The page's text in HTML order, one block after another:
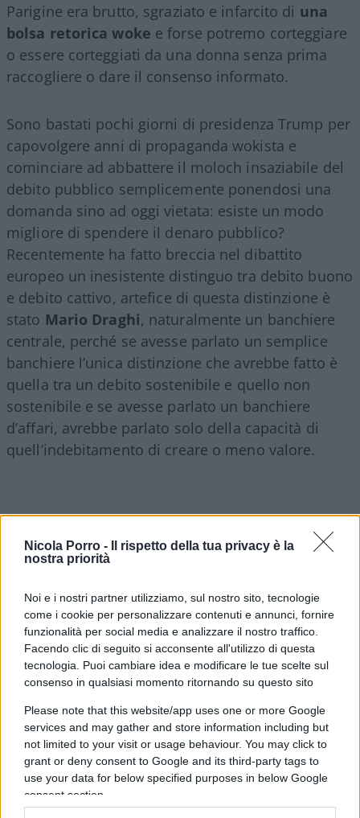
Nicola Porro -
Il rispetto della tua privacy è la
nostra priorità
Noi e i nostri partner utilizziamo, sul nostro sito, tecnologie
come i cookie per personalizzare contenuti e annunci, fornire
funzionalità per social media e analizzare il nostro traffico.
Facendo clic di seguito si acconsente all'utilizzo di questa
tecnologia. Puoi cambiare idea e modificare le tue scelte sul
consenso in qualsiasi momento ritornando su questo sito
Please note that this website/app uses one or more Google
services and may gather and store information including but
not limited to your visit or usage behaviour. You may click to
grant or deny consent to Google and its third-party tags to
use your data for below specified purposes in below Google
consent section.
Parigine era brutto, sgraziato e infarcito di una
bolsa retorica woke e forse potremo corteggiare
o essere corteggiati da una donna senza prima
raccogliere o dare il consenso informato.
Sono bastati pochi giorni di presidenza Trump per
capovolgere anni di propaganda wokista e
cominciare ad abbattere il moloch insaziabile del
debito pubblico semplicemente ponendosi una
domanda sino ad oggi vietata: esiste un modo
migliore di spendere il denaro pubblico?
Recentemente ha fatto breccia nel dibattito
europeo un inesistente distinguo tra debito buono
e debito cattivo, artefice di questa distinzione è
stato Mario Draghi, naturalmente un banchiere
centrale, perché se avesse parlato un semplice
banchiere l’unica distinzione che avrebbe fatto è
quella tra un debito sostenibile e quello non
sostenibile e se avesse parlato un banchiere
d’affari, avrebbe parlato solo della capacità di
quell’indebitamento di creare o meno valore.
Ma la realtà è che i banchieri centrali sono dei
politicie pensano come politici, per loro il debito
è uno strumento di consenso e quello buono è
direttamente gettata nei mille rivoli delle clientele.
Nelle parole dei banchieri centrali riecheggia
sempre il mitico “moltiplicatore” grillino e la
vulgata Keynesiana che inquina ogni
ragionamento economico preso dai governi, nel
voler dimostrare che il debito contratto ripagherà
se stesso grazie agli straordinari investimenti
generati. Per capire quanto questa opinione sia
una fesseria basta vedere la crescita continua del
debito e la stagnazione del Pil.